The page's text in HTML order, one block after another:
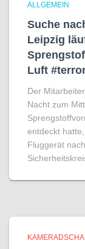
ALLGEMEIN
Suche
Leipzig
Luft
Der
Nacht zum
entdeckt
Fluggerät